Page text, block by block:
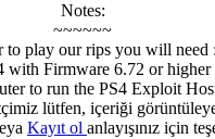
Notes:
~~~~~~
to play our rips you will need :
with Firmware 6.72 or higher
to run the PS4 Exploit
lütfen, içeriği
Kayıt ol anlayışınız için